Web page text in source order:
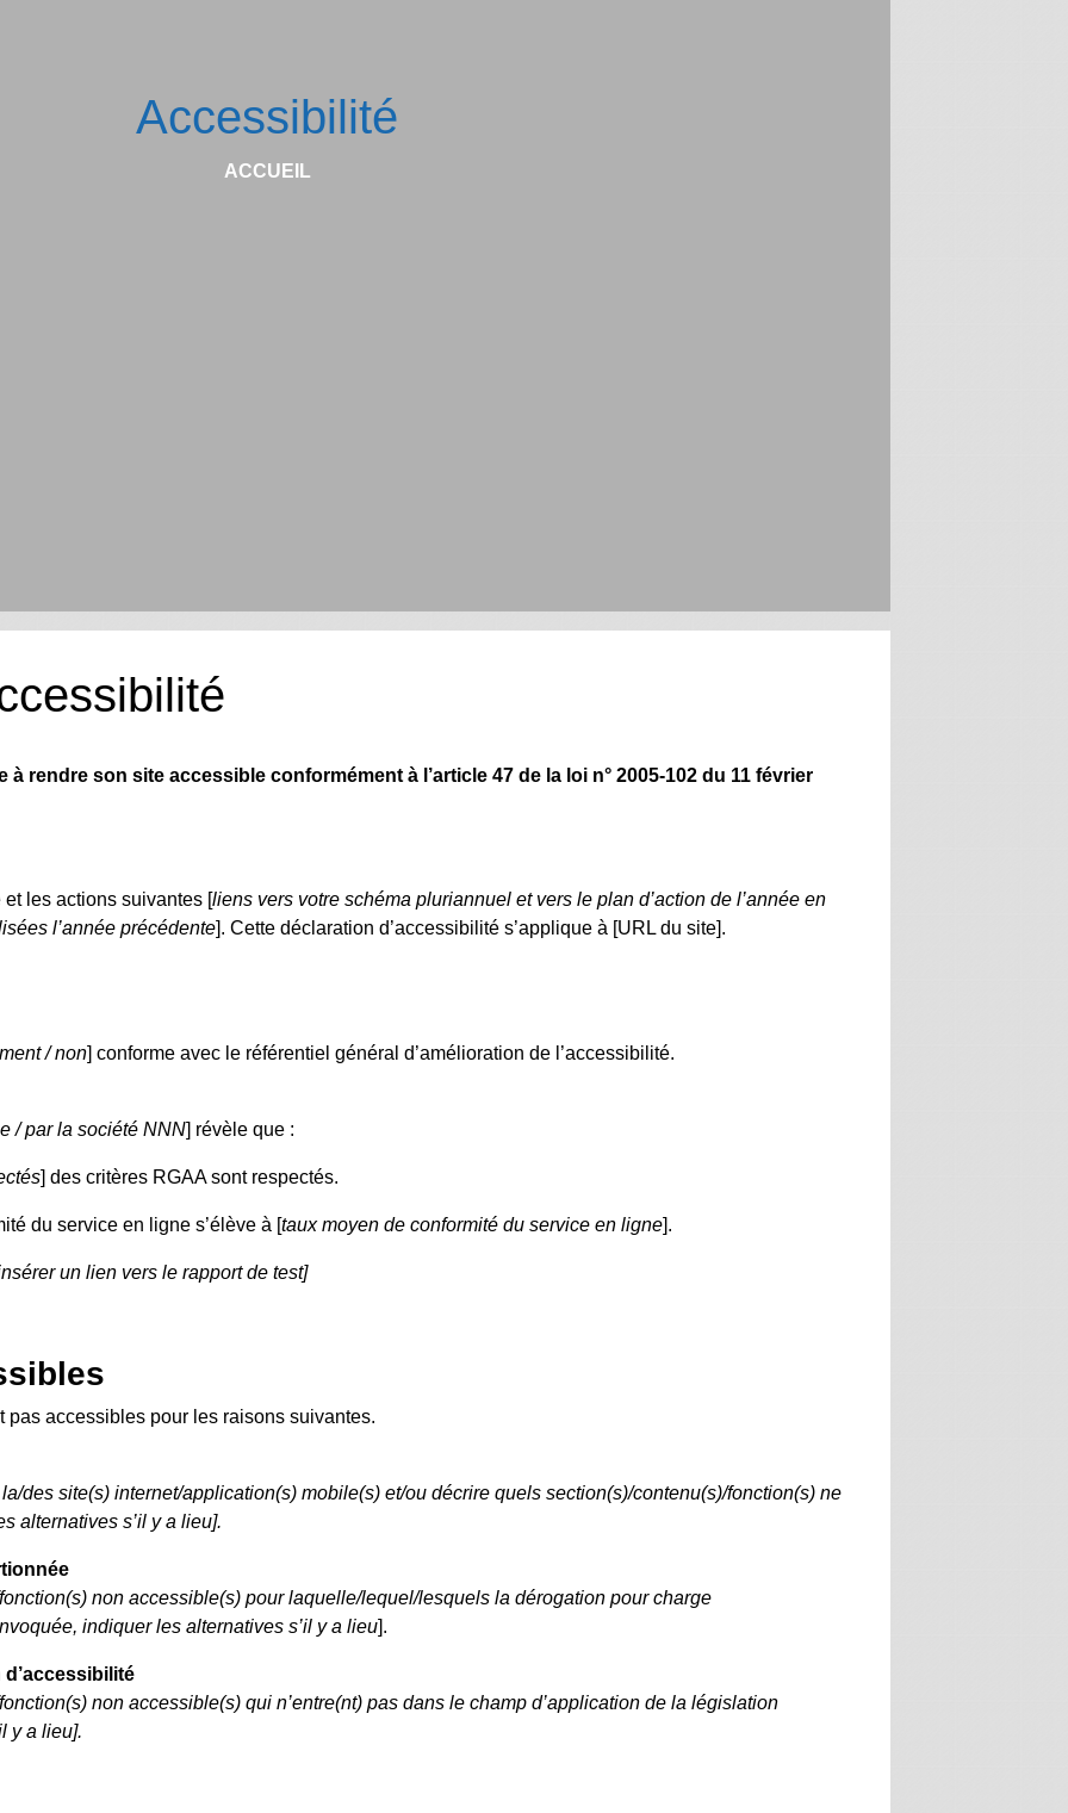
Accessibilité
ACCUEIL
à rendre son site accessible conformément à l’article 47 de la loi n° 2005-102 du 11 février
les actions suivantes [liens vers votre schéma pluriannuel et vers le plan d’action de l’année en
l’année précédente]. Cette déclaration d’accessibilité s’applique à [URL du site].
/ non] conforme avec le référentiel général d’amélioration de l’accessibilité.
/ par la société NNN] révèle que :
] des critères RGAA sont respectés.
du service en ligne s’élève à [taux moyen de conformité du service en ligne].
un lien vers le rapport de test]
pas accessibles pour les raisons suivantes.
des site(s) internet/application(s) mobile(s) et/ou décrire quels section(s)/contenu(s)/fonction(s) ne
alternatives s’il y a lieu].
non accessible(s) pour laquelle/lequel/lesquels la dérogation pour charge
indiquer les alternatives s’il y a lieu].
non accessible(s) qui n’entre(nt) pas dans le champ d’application de la législation
y a lieu].